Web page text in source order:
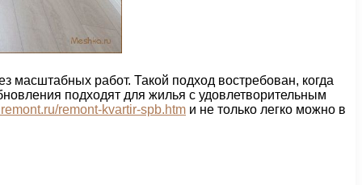
работ. Такой подход востребован, когда
подходят для жилья с удовлетворительным
remont-kvartir-spb.htm и не только легко можно в